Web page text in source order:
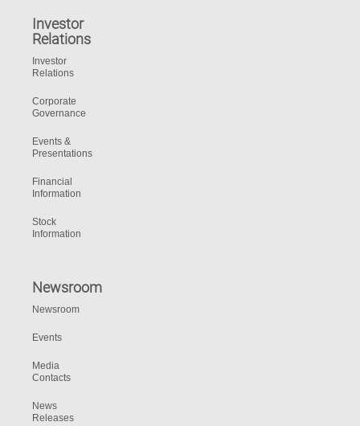
Investor
Relations
Investor
Relations
Corporate
Governance
Events &
Presentations
Financial
Information
Stock
Information
Newsroom
Newsroom
Events
Media
Contacts
News
Releases